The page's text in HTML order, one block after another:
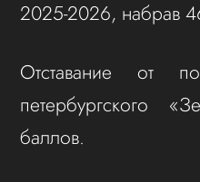
2025-2026, набрав
Отставание от
петербургского
баллов.